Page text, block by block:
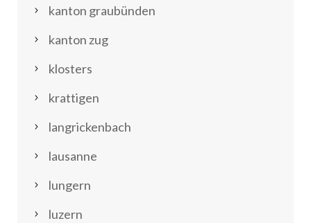
kanton graubünden
kanton zug
klosters
krattigen
langrickenbach
lausanne
lungern
luzern